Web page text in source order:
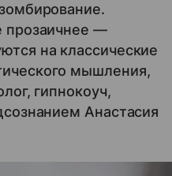
прозаичнее —
на классические
мышления,
гипнокоуч,
Анастасия